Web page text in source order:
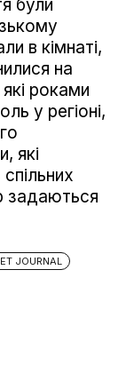
були
в кімнаті,
на
які роками
у регіоні,
які
задаються
JOURNAL